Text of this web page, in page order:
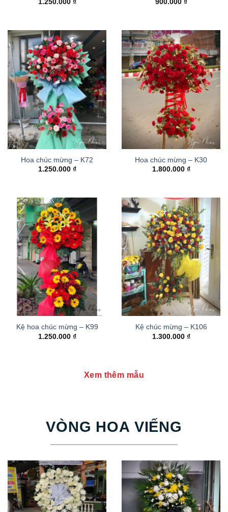
1.250.000 ₫
900.000 ₫
Hoa chúc mừng – K72
1.250.000 ₫
Hoa chúc mừng – K30
1.800.000 ₫
Kệ hoa chúc mừng – K99
1.250.000 ₫
Kệ chúc mừng – K106
1.300.000 ₫
Xem thêm mẫu
VÒNG HOA VIẾNG